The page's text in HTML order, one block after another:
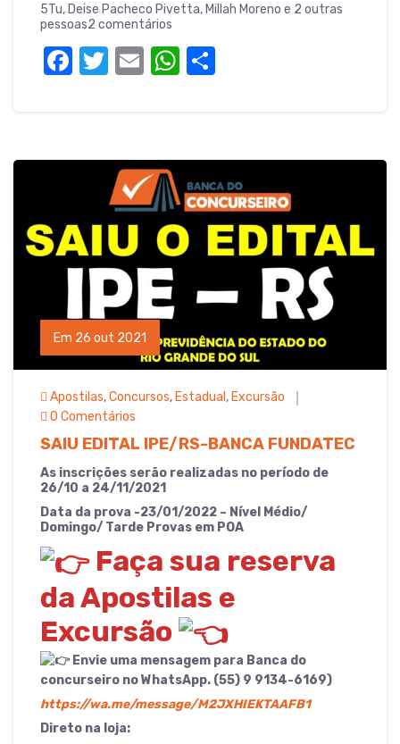
5Tu, Deise Pacheco Pivetta, Millah Moreno e 2 outras
pessoas2 comentários
F
o
k
T
r
E
W
A
p
p
Em 26 out 2021
Apostilas,Concursos, Estadual , Excursão
0 Comentários
SAIU EDITAL IPE/RS-BANCA FUNDATEC
As inscrições serão realizadas no período de
26/10 a 24/11/2021
Data da prova -23/01/2022 – Nível Médio/
Domingo/ Tarde Provas em POA
Faça sua reserva
da Apostilas e
Excursão
Envie uma mensagem para Banca do
concurseiro no WhatsApp. (55) 9 9134-6169)
https://wa.me/message/M2JXHIEKTAAFB1
Direto na loja: